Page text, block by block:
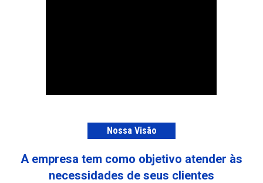
Nossa Visão
A empresa tem como objetivo atender às
necessidades de seus clientes